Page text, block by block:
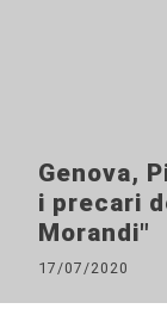
Genova,
i precari
Morandi"
17/07/2020